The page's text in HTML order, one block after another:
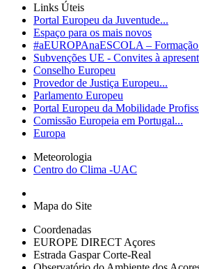
Links Úteis
Portal Europeu da Juventude...
Espaço para os mais novos
#aEUROPAnaESCOLA – Formação
Subvenções UE - Convites à
Conselho Europeu
Provedor de Justiça Europeu...
Parlamento Europeu
Portal Europeu da Mobilidade
Comissão Europeia em Portugal...
Europa
Meteorologia
Centro do Clima -UAC
Mapa do Site
Coordenadas
EUROPE DIRECT Açores
Estrada Gaspar Corte-Real